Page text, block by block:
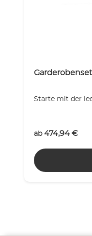
Starte mit der
ab 474,94 €